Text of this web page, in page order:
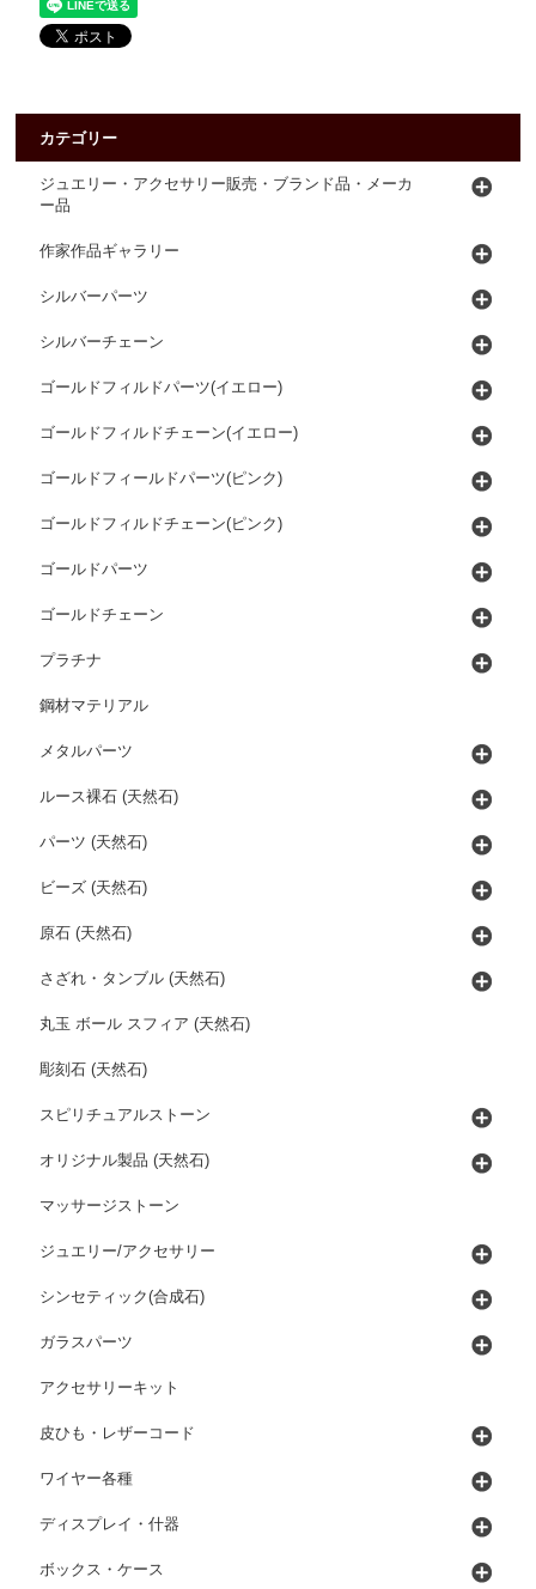
カテゴリー
ジュエリー・アクセサリー販売・ブランド品・メーカ
ー品
作家作品ギャラリー
シルバーパーツ
シルバーチェーン
ゴールドフィルドパーツ(イエロー)
ゴールドフィルドチェーン(イエロー)
ゴールドフィールドパーツ(ピンク)
ゴールドフィルドチェーン(ピンク)
ゴールドパーツ
ゴールドチェーン
プラチナ
鋼材マテリアル
メタルパーツ
ルース裸石 (天然石)
パーツ (天然石)
ビーズ (天然石)
原石 (天然石)
さざれ・タンブル (天然石)
丸玉 ボール スフィア (天然石)
彫刻石 (天然石)
スピリチュアルストーン
オリジナル製品 (天然石)
マッサージストーン
ジュエリー/アクセサリー
シンセティック(合成石)
ガラスパーツ
アクセサリーキット
皮ひも・レザーコード
ワイヤー各種
ディスプレイ・什器
ボックス・ケース